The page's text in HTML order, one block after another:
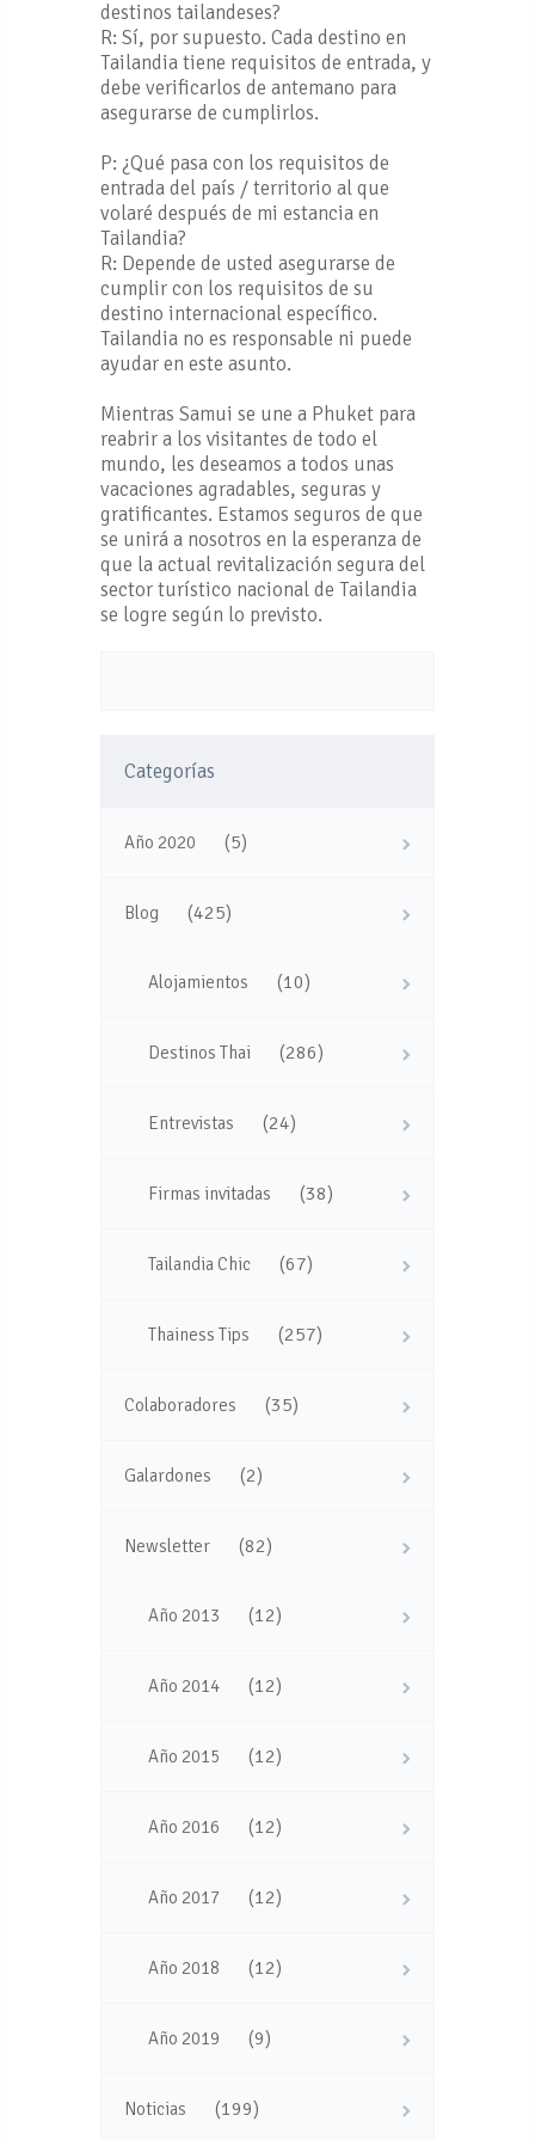
destinos tailandeses?
R: Sí, por supuesto. Cada destino en
Tailandia tiene requisitos de entrada, y
debe verificarlos de antemano para
asegurarse de cumplirlos.
P: ¿Qué pasa con los requisitos de
entrada del país / territorio al que
volaré después de mi estancia en
Tailandia?
R: Depende de usted asegurarse de
cumplir con los requisitos de su
destino internacional específico.
Tailandia no es responsable ni puede
ayudar en este asunto.
Mientras Samui se une a Phuket para
reabrir a los visitantes de todo el
mundo, les deseamos a todos unas
vacaciones agradables, seguras y
gratificantes. Estamos seguros de que
se unirá a nosotros en la esperanza de
que la actual revitalización segura del
sector turístico nacional de Tailandia
se logre según lo previsto.
Categorías
Año 2020 (5)
Blog (425)
Alojamientos (10)
Destinos Thai (286)
Entrevistas (24)
Firmas invitadas (38)
Tailandia Chic (67)
Thainess Tips (257)
Colaboradores (35)
Galardones (2)
Newsletter (82)
Año 2013 (12)
Año 2014 (12)
Año 2015 (12)
Año 2016 (12)
Año 2017 (12)
Año 2018 (12)
Año 2019 (9)
Noticias (199)